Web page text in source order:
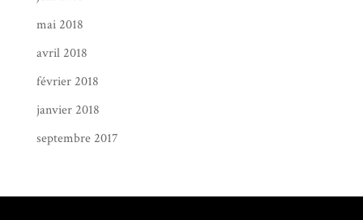
mai 2018
avril 2018
février 2018
janvier 2018
septembre 2017